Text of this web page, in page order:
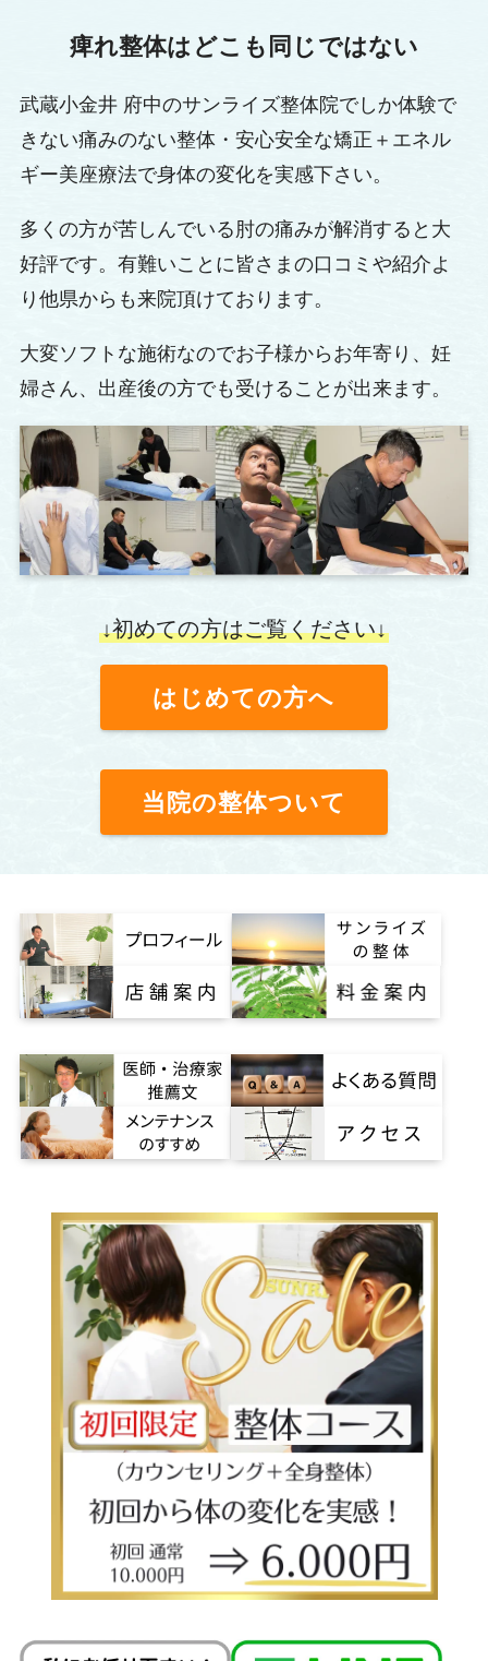
痺れ整体はどこも同じではない
武蔵小金井 府中のサンライズ整体院でしか体験で
きない痛みのない整体・安心安全な矯正＋エネル
ギー美座療法で身体の変化を実感下さい。
多くの方が苦しんでいる肘の痛みが解消すると大
好評です。有難いことに皆さまの口コミや紹介よ
り他県からも来院頂けております。
大変ソフトな施術なのでお子様からお年寄り、妊
婦さん、出産後の方でも受けることが出来ます。
↓初めての方はご覧ください↓
はじめての方へ
当院の整体ついて